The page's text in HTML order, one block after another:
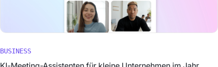
BUSINESS